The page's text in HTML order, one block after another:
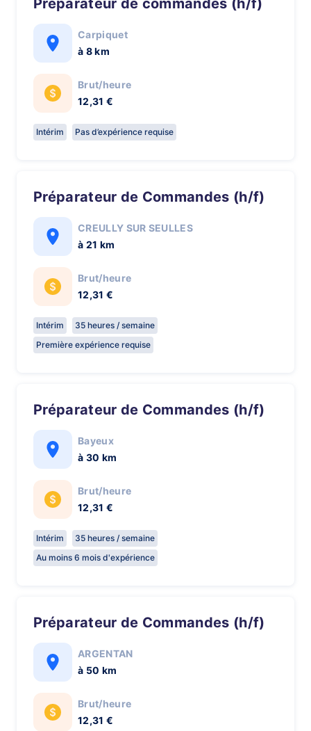
Préparateur de commandes (h/f)
Carpiquet
à 8 km
Brut/heure
12,31 €
Intérim Pas d’expérience requise
Préparateur de Commandes (h/f)
CREULLY SUR SEULLES
à 21 km
Brut/heure
12,31 €
Intérim
35 heures / semaine
Première expérience requise
Préparateur de Commandes (h/f)
Bayeux
à 30 km
Brut/heure
12,31 €
Intérim
35 heures / semaine
Au moins 6 mois d'expérience
Préparateur de Commandes (h/f)
ARGENTAN
à 50 km
Brut/heure
12,31 €